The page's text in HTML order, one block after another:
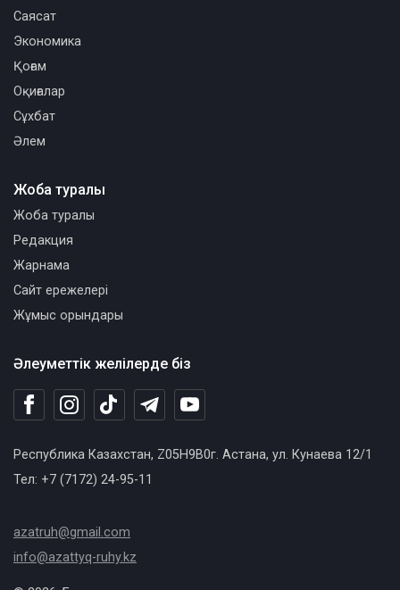
Әлеуметтік желілерде біз
Республика Казахстан, Z05H9B0г. Астана, ул. Кунаева 12/1
Тел: +7 (7172) 24-95-11
azatruh@gmail.com
info@azattyq-ruhy.kz
Саясат
Экономика
Қоғам
Оқиғалар
Сұхбат
Әлем
Жоба туралы
Жоба туралы
Редакция
Жарнама
Сайт ережелері
Жұмыс орындары